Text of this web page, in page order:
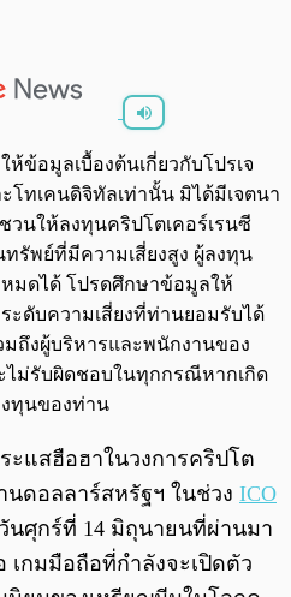
0:00/0:00
ข้อมูลเบื้องต้นเกี่ยวกับโปรเจ
โทเคนดิจิทัลเท่านั้น มิได้มีเจตนา
นให้ลงทุนคริปโตเคอร์เรนซี
รัพย์ที่มีความเสี่ยงสูง ผู้ลงทุน
มดได้ โปรดศึกษาข้อมูลให้
ะดับความเสี่ยงที่ท่านยอมรับได้
มถึงผู้บริหารและพนักงานของ
ม่รับผิดชอบในทุกกรณีหากเกิด
งทุนของท่าน
ะแสฮือฮาในวงการคริปโต
นดอลลาร์สหรัฐฯ ในช่วง ICO
นศุกร์ที่ 14 มิถุนายนที่ผ่านมา
เกมมือถือที่กำลังจะเปิดตัว